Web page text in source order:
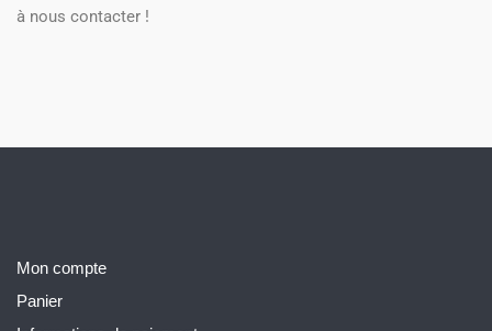
à nous contacter !
Mon compte
Panier